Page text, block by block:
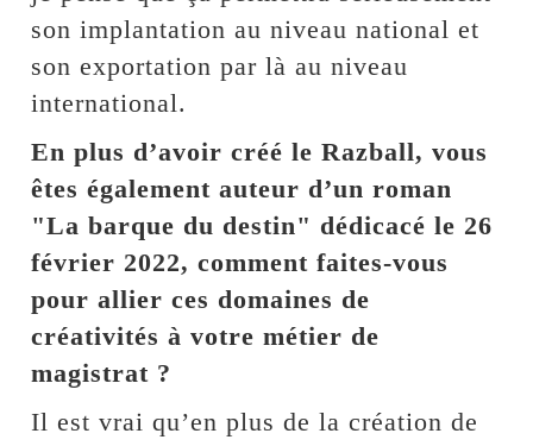
son implantation au niveau national et
son exportation par là au niveau
international.
En plus d’avoir créé le Razball, vous
êtes également auteur d’un roman
"La barque du destin" dédicacé le 26
février 2022, comment faites-vous
pour allier ces domaines de
créativités à votre métier de
magistrat ?
Il est vrai qu’en plus de la création de